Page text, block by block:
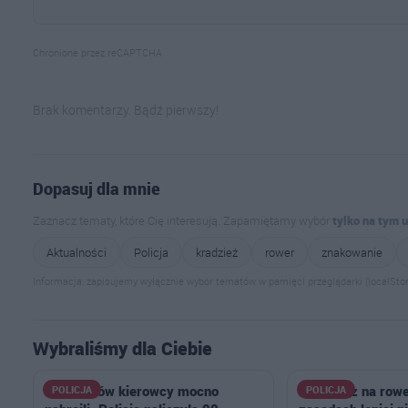
Chronione przez reCAPTCHA
Brak komentarzy. Bądź pierwszy!
Dopasuj dla mnie
Zaznacz tematy, które Cię interesują. Zapamiętamy wybórtylko na tym
Aktualności
Policja kradzież rower znakowanie
Informacja: zapisujemy wyłącznie wybór tematów w pamięci przeglądarki
Wybraliśmy dla Ciebie
POLICJA
U sąsiadów kierowcy mocno
POLICJA
Wsiadasz na